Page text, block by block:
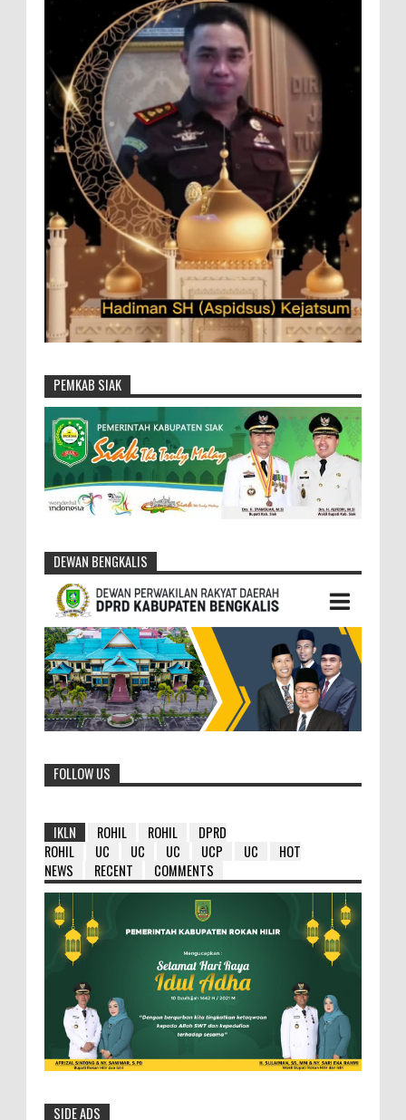
PEMKAB SIAK
DEWAN BENGKALIS
FOLLOW US
IKLN ROHIL ROHIL
DPRD
ROHIL
UC UC UC UCP UC
HOT
NEWS
RECENT COMMENTS
SIDE ADS